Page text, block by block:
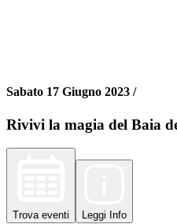
Sabato 17 Giugno 2023 /
Rivivi la magia del Baia
Trova eventi Leggi Info